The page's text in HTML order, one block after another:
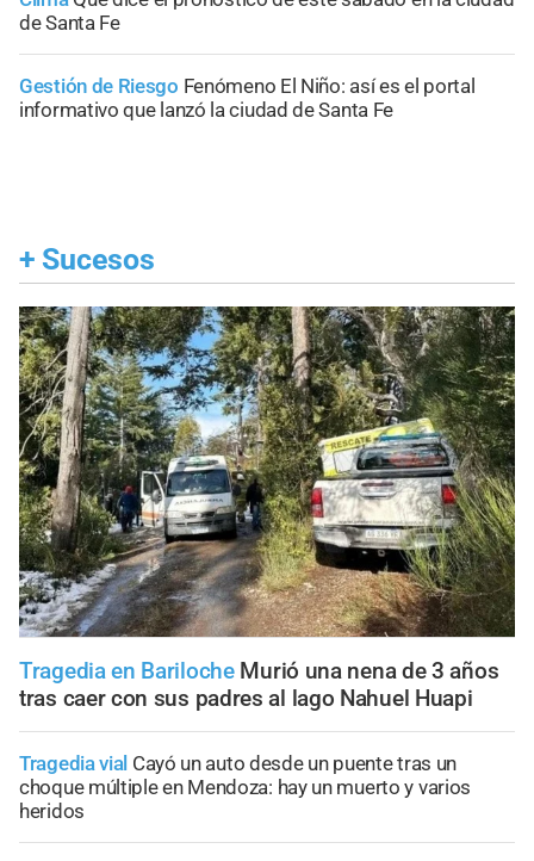
de Santa Fe
Gestión de Riesgo Fenómeno El Niño: así es el portal
informativo que lanzó la ciudad de Santa Fe
+ Sucesos
Tragedia en Bariloche Murió una nena de 3 años
tras caer con sus padres al lago Nahuel Huapi
Tragedia vial Cayó un auto desde un puente tras un
choque múltiple en Mendoza: hay un muerto y varios
heridos